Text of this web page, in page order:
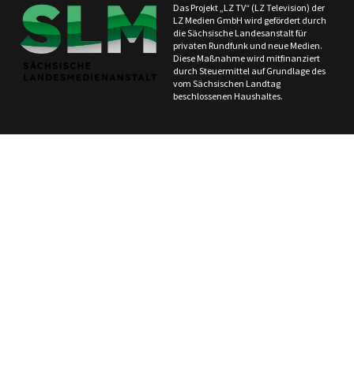
Das Projekt „LZ TV“ (LZ Television) der
LZ Medien GmbH wird gefördert durch
die Sächsische Landesanstalt für
privaten Rundfunk und neue Medien.
Diese Maßnahme wird mitfinanziert
durch Steuermittel auf Grundlage des
vom Sächsischen Landtag
beschlossenen Haushaltes.